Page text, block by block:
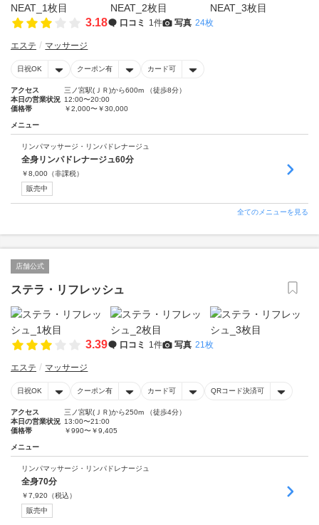
3.18 口コミ 1件 写真 24枚
エステ マッサージ
日祝OK クーポン有 カード可
アクセス
三ノ宮駅(ＪＲ)から600m （徒歩8分）
本日の営業状況 12:00〜20:00
価格帯
￥2,000〜￥30,000
メニュー
リンパマッサージ・リンパドレナージュ
全身リンパドレナージュ60分
￥8,000 （非課税）
販売中
全てのメニューを見る
店舗公式
ステラ・リフレッシュ
3.39 口コミ 1件 写真 21枚
エステ マッサージ
日祝OK クーポン有 カード可 QRコード決済可
アクセス
三ノ宮駅(ＪＲ)から250m （徒歩4分）
本日の営業状況 13:00〜21:00
価格帯
￥990〜￥9,405
メニュー
リンパマッサージ・リンパドレナージュ
全身70分
￥7,920 （税込）
販売中